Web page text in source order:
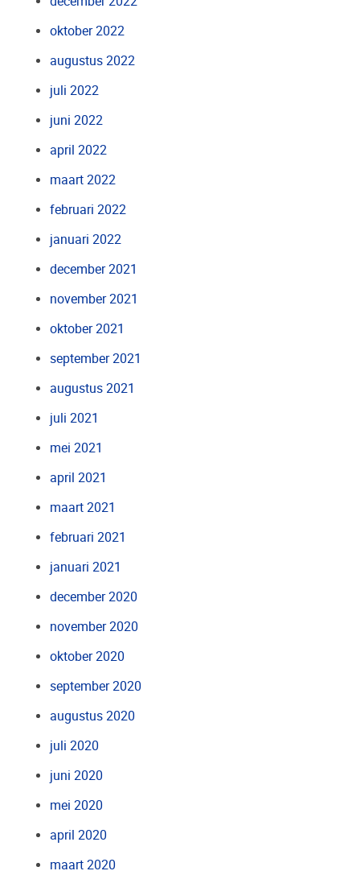
oktober 2022
augustus 2022
juli 2022
juni 2022
april 2022
maart 2022
februari 2022
januari 2022
december 2021
november 2021
oktober 2021
september 2021
augustus 2021
juli 2021
mei 2021
april 2021
maart 2021
februari 2021
januari 2021
december 2020
november 2020
oktober 2020
september 2020
augustus 2020
juli 2020
juni 2020
mei 2020
april 2020
maart 2020